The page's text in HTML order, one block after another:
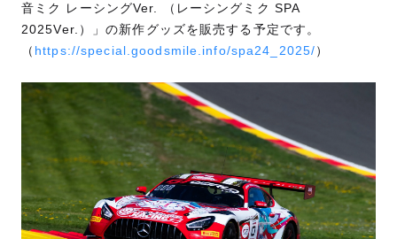
音ミク レーシングVer. （レーシングミク SPA
2025Ver.）」の新作グッズを販売する予定です。
（ https://special.goodsmile.info/spa24_2025/）